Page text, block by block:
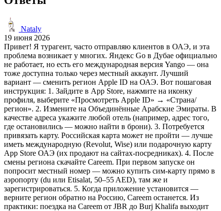
Nataly
19 июня 2026
Привет! Я турагент, часто отправляю клиентов в ОАЭ, и эта
проблема возникает у многих. Яндекс Go в Дубае официально
не работает, но есть его международная версия Yango — она
тоже доступна только через местный аккаунт. Лучший
вариант — сменить регион Apple ID на ОАЭ. Вот пошаговая
инструкция: 1. Зайдите в App Store, нажмите на иконку
профиля, выберите «Просмотреть Apple ID» → «Страна/
регион». 2. Измените на Объединённые Арабские Эмираты. В
качестве адреса укажите любой отель (например, адрес того,
где остановились — можно найти в брони). 3. Потребуется
привязать карту. Российская карта может не пройти — лучше
иметь международную (Revolut, Wise) или подарочную карту
App Store ОАЭ (их продают на сайтах-посредниках). 4. После
смены региона скачайте Careem. При первом запуске он
попросит местный номер — можно купить сим-карту прямо в
аэропорту (du или Etisalat, 50–55 AED), там же и
зарегистрироваться. 5. Когда приложение установится —
верните регион обратно на Россию, Careem останется. Из
практики: поездка на Careem от JBR до Burj Khalifa выходит